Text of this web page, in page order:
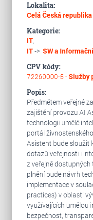
Lokalita:
Celá Česká republika
Kategorie:
IT,
IT-> SW a
CPV kódy:
72260000-5 -Služby
Popis:
Předmětem veřejné
zajištění provozu AI
technologii umělé
portál živnostenského
Asistent bude sloužit
dotazů veřejnosti i
z veřejně
plnění bude návrh
implementace v
practices) v oblasti
využívajících umělou
bezpečnost,